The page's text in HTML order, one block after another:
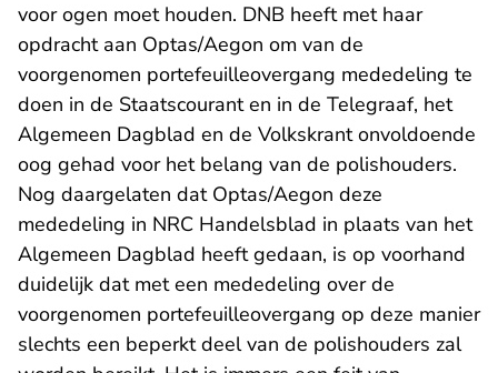
voor ogen moet houden. DNB heeft met haar
opdracht aan Optas/Aegon om van de
voorgenomen portefeuilleovergang mededeling te
doen in de Staatscourant en in de Telegraaf, het
Algemeen Dagblad en de Volkskrant onvoldoende
oog gehad voor het belang van de polishouders.
Nog daargelaten dat Optas/Aegon deze
mededeling in NRC Handelsblad in plaats van het
Algemeen Dagblad heeft gedaan, is op voorhand
duidelijk dat met een mededeling over de
voorgenomen portefeuilleovergang op deze manier
slechts een beperkt deel van de polishouders zal